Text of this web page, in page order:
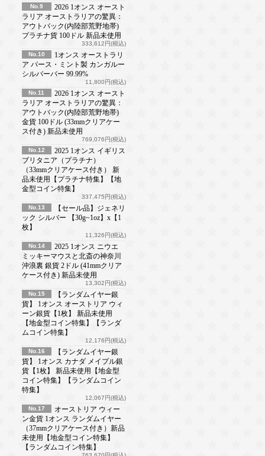
No.9
2026 1オンス オースト
ラリア オーストラリアの驚異：
アウトバック(内陸部荒野地帯)
プラチナ貨 100ドル 新品未使用
333,612円(税込)
No.10
1オンス オーストラリ
ア パース・ミント製 カンガルー
シルバーバー 99.99%
11,800円(税込)
No.11
2026 1オンス オースト
ラリア オーストラリアの驚異：
アウトバック(内陸部荒野地帯)
金貨 100ドル (33mmクリアケー
ス付き) 新品未使用
769,076円(税込)
No.12
2025 1オンス イギリス
ブリタニア（プラチナ）
（33mmクリアケース付き） 新
品未使用【プラチナ特集】【地
金型コイン特集】
337,475円(税込)
No.13
【セール品】ジェネリ
ック シルバー 【30g~1oz】x【1
枚】
11,326円(税込)
No.14
2025 1オンス ニウエ
ミッキーマウスと北斎の神奈川
沖浪裏 銀貨 2ドル (41mmクリア
ケース付き) 新品未使用
13,302円(税込)
No.15
【ランダムイヤー銀
貨】 1オンス オーストリア ウィ
ーン銀貨【1枚】 新品未使用
【地金型コイン特集】【ランダ
ムコイン特集】
12,176円(税込)
No.16
【ランダムイヤー銀
貨】 1オンス カナダ メイプル銀
貨【1枚】 新品未使用【地金型
コイン特集】【ランダムコイン
特集】
12,067円(税込)
No.17
オーストリア ウィー
ン金貨 1オンス ランダムイヤー
（37mmクリアケース付き）新品
未使用【地金型コイン特集】
【ランダムコイン特集】